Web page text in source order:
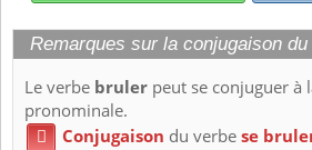
Remarques sur la conjugaison
Le verbe bruler peut se conjuguer à
pronominale.
 Conjugaison du verbese